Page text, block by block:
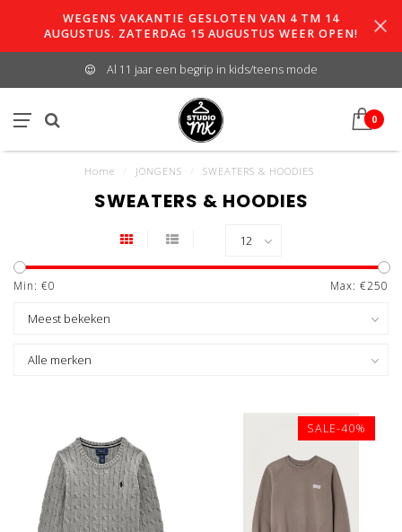
WEGENS VAKANTIE GESLOTEN VAN 4 TM 14
AUGUSTUS. ZATERDAG 15 AUGUSTUS WEER OPEN!
Al 11 jaar een begrip in kids/teens mode
0
Home JONGENS SWEATERS & HOODIES
SWEATERS & HOODIES
Min: €0 Max: €250
SALE-40%